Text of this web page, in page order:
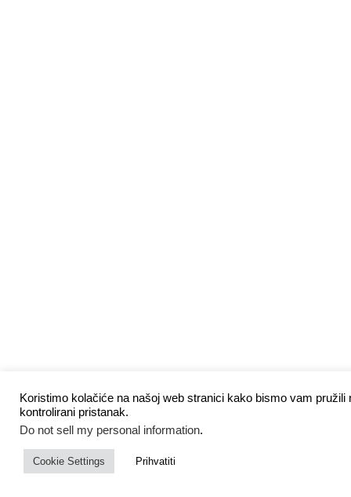
Koristimo kolačiće na našoj web stranici kako bismo vam
kontrolirani pristanak.
Do not sell my personal information.
Cookie Settings Prihvatiti